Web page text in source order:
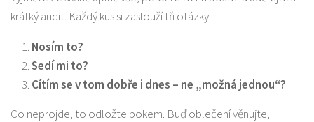
krátký audit. Každý kus si zaslouží tři otázky:
Nosím to?
Sedí mi to?
Cítím se v tom dobře i dnes – ne „možná jednou“?
Co neprojde, to odložte bokem. Buď oblečení věnujte,